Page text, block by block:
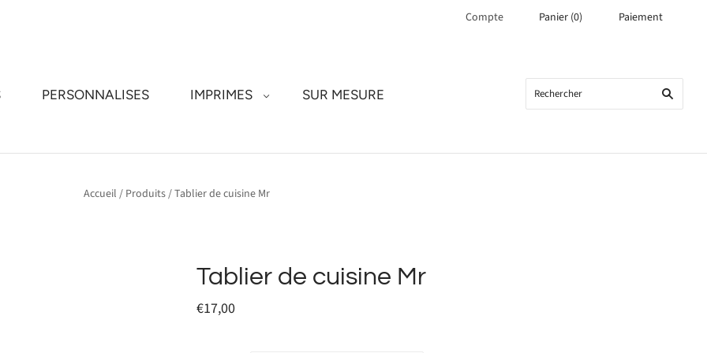
Compte Panier (0) Paiement
PERSONNALISES IMPRIMES SUR MESURE
Accueil / Produits/Tablier de cuisine Mr
Tablier de cuisine Mr
€17,00